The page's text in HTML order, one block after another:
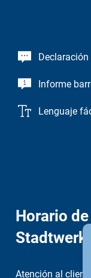
Informe
Lenguaje
Horario
Atención al